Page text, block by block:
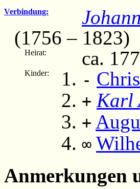
Verbindung:
(1756 – 1823)
Heirat: ca.
Kinder: -
+ Karl
+
∞
Anmerkungen